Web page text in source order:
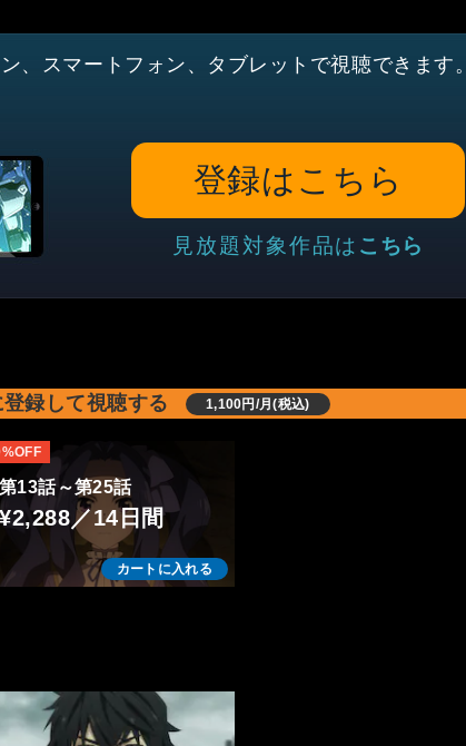
、スマートフォン、タブレットで視聴できます。
登録はこちら
見放題対象作品は こちら
録して視聴する 1,100円/月(税込)
第13話～第25話
¥2,288／14日間
カートに入れる